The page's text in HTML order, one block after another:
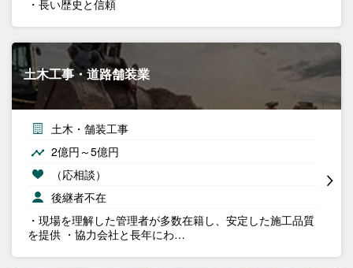
・長い歴史と信頼
土木工事・道路舗装業
土木・舗装工事
2億円～5億円
（応相談）
後継者不在
・現場を理解した管理者が多数在籍し、安定した施工品質
を提供 ・協力会社と長年にわ…